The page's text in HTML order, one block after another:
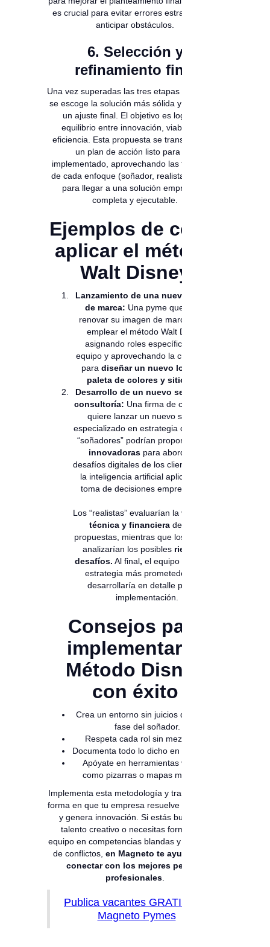
es crucial para evitar errores estratégicos y
anticipar obstáculos.
6. Selección y
refinamiento final
Una vez superadas las tres etapas anteriores,
se escoge la solución más sólida y se realiza
un ajuste final. El objetivo es lograr un
equilibrio entre innovación, viabilidad y
eficiencia. Esta propuesta se transforma en
un plan de acción listo para ser
implementado, aprovechando las fortalezas
de cada enfoque (soñador, realista y crítico)
para llegar a una solución empresarial
completa y ejecutable.
Ejemplos de cómo
aplicar el método
Walt Disney
Lanzamiento de una nueva imagen
de marca: Una pyme que busca
renovar su imagen de marca puede
emplear el método Walt Disney,
asignando roles específicos a su
equipo y aprovechando la creatividad
para diseñar un nuevo logotipo,
paleta de colores y sitio web.
Desarrollo de un nuevo servicio de
consultoría: Una firma de consultoría
quiere lanzar un nuevo servicio
especializado en estrategia digital. Los
“soñadores” podrían proponer
innovadoraspara abordar los
desafíos digitales de los clientes, como
la inteligencia artificial aplicada a la
toma de decisiones empresariales.
Los “realistas” evaluarían la viabilidad
técnica y financiera de estas
propuestas, mientras que los “críticos”
analizarían los posibles riesgos y
desafíos. Al final, el equipo elegiría la
estrategia más prometedora y la
desarrollaría en detalle para su
implementación.
Consejos para
implementar el
Método Disney
con éxito
Crea un entorno sin juicios durante la
fase del soñador.
Respeta cada rol sin mezclarlos.
Documenta todo lo dicho en cada fase.
Apóyate en herramientas visuales
como pizarras o mapas mentales.
Implementa esta metodología y transforma la
forma en que tu empresa resuelve problemas
y genera innovación. Si estás buscando
talento creativo o necesitas formar a tu
equipo en competencias blandas y resolución
de conflictos, en Magneto te ayudamos a
conectar con los mejores perfiles
profesionales
Publica vacantes GRATIS con
Magneto Pymes